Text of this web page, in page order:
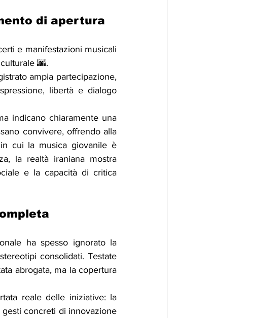
di apertura
e manifestazioni musicali
🌆.
ampia partecipazione,
libertà e dialogo
indicano chiaramente una
convivere, offrendo alla
cui la musica giovanile è
la realtà iraniana mostra
e la capacità di critica
ha spesso ignorato la
consolidati. Testate
abrogata, ma la copertura
reale delle iniziative: la
concreti di innovazione